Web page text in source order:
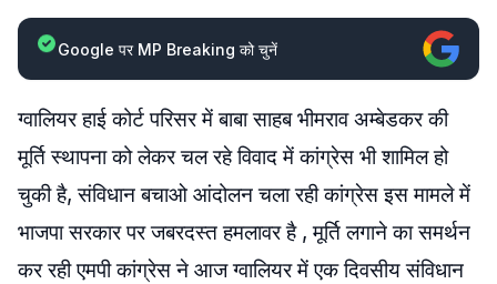
Google पर MP Breaking को चुनें
ग्वालियर हाई कोर्ट परिसर में बाबा साहब भीमराव अम्बेडकर की
मूर्ति स्थापना को लेकर चल रहे विवाद में कांग्रेस भी शामिल हो
चुकी है, संविधान बचाओ आंदोलन चला रही कांग्रेस इस मामले में
भाजपा सरकार पर जबरदस्त हमलावर है , मूर्ति लगाने का समर्थन
कर रही एमपी कांग्रेस ने आज ग्वालियर में एक दिवसीय संविधान